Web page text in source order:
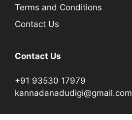
Terms and Conditions
Contact Us
Contact Us
+91 93530 17979
kannadanadudigi@gmail.com